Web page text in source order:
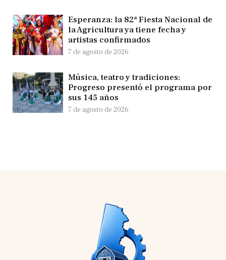
Esperanza: la 82ª Fiesta Nacional de
la Agricultura ya tiene fecha y
artistas confirmados
7 de agosto de 2026
Música, teatro y tradiciones:
Progreso presentó el programa por
sus 145 años
7 de agosto de 2026